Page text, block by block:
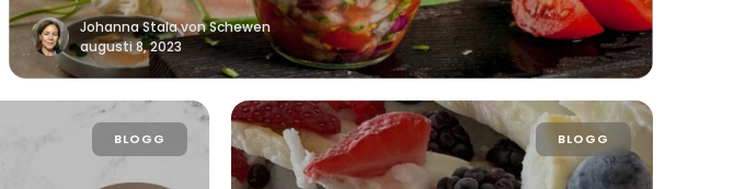
Johanna Stala von Schewen
augusti 8, 2023
BLOGG BLOGG